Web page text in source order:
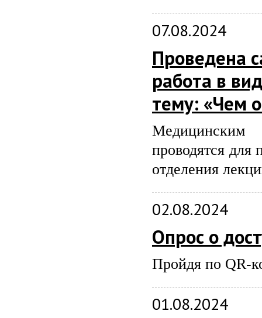
07.08.2024
Проведена
работа в
тему: «Чем
Медицинским
проводятся для
отделения
02.08.2024
Опрос о
Пройдя по QR-
01.08.2024